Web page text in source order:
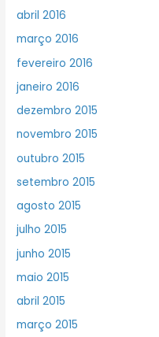
abril 2016
março 2016
fevereiro 2016
janeiro 2016
dezembro 2015
novembro 2015
outubro 2015
setembro 2015
agosto 2015
julho 2015
junho 2015
maio 2015
abril 2015
março 2015